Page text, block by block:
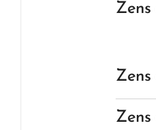
Zens
Zens
Zens